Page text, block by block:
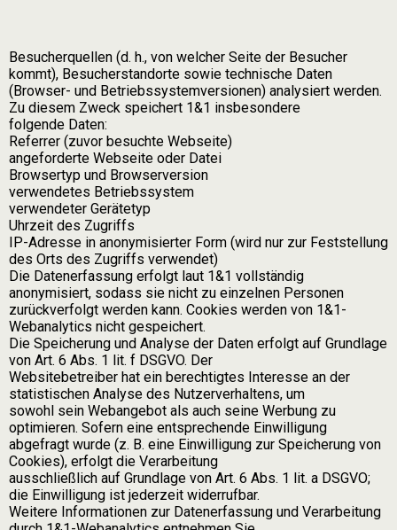
Besucherquellen (d. h., von welcher Seite der Besucher
kommt), Besucherstandorte sowie technische Daten
(Browser- und Betriebssystemversionen) analysiert werden.
Zu diesem Zweck speichert 1&1 insbesondere
folgende Daten:
Referrer (zuvor besuchte Webseite)
angeforderte Webseite oder Datei
Browsertyp und Browserversion
verwendetes Betriebssystem
verwendeter Gerätetyp
Uhrzeit des Zugriffs
IP-Adresse in anonymisierter Form (wird nur zur Feststellung
des Orts des Zugriffs verwendet)
Die Datenerfassung erfolgt laut 1&1 vollständig
anonymisiert, sodass sie nicht zu einzelnen Personen
zurückverfolgt werden kann. Cookies werden von 1&1-
Webanalytics nicht gespeichert.
Die Speicherung und Analyse der Daten erfolgt auf Grundlage
von Art. 6 Abs. 1 lit. f DSGVO. Der
Websitebetreiber hat ein berechtigtes Interesse an der
statistischen Analyse des Nutzerverhaltens, um
sowohl sein Webangebot als auch seine Werbung zu
optimieren. Sofern eine entsprechende Einwilligung
abgefragt wurde (z. B. eine Einwilligung zur Speicherung von
Cookies), erfolgt die Verarbeitung
ausschließlich auf Grundlage von Art. 6 Abs. 1 lit. a DSGVO;
die Einwilligung ist jederzeit widerrufbar.
Weitere Informationen zur Datenerfassung und Verarbeitung